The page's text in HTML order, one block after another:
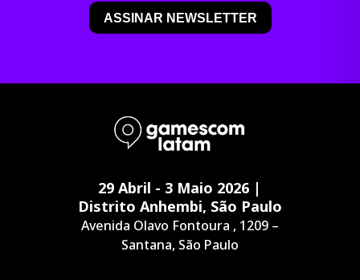
29 Abril - 3 Maio 2026 |
Distrito Anhembi, São Paulo
Avenida Olavo Fontoura , 1209 –
Santana, São Paulo